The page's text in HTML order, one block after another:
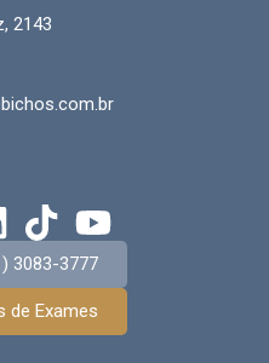
2143
3083-3777
de Exames